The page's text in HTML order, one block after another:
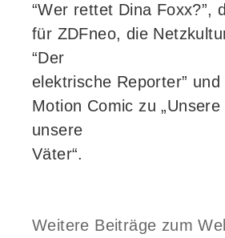
“Wer rettet Dina Foxx?”,
für ZDFneo, die
“Der
elektrische Reporter”
Motion Comic zu „Unsere
unsere
Väter“.
Weitere Beiträge zum